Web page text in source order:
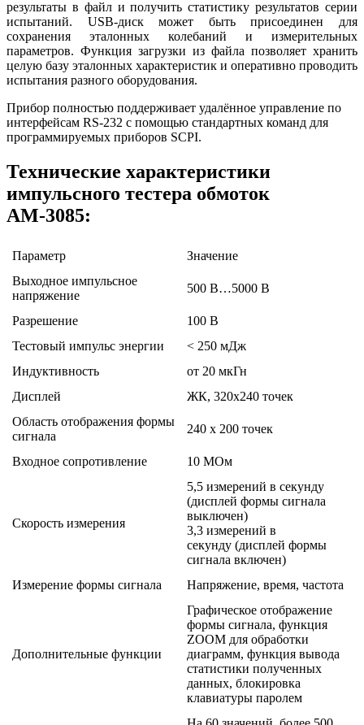
результаты в файл и получить статистику результатов серии
испытаний. USB-диск может быть присоединен для
сохранения эталонных колебаний и измерительных
параметров. Функция загрузки из файла позволяет хранить
целую базу эталонных характеристик и оперативно проводить
испытания разного оборудования.
Прибор полностью поддерживает удалённое управление по
интерфейсам RS-232 с помощью стандартных команд для
программируемых приборов SCPI.
Технические характеристики
импульсного тестера обмоток
АМ-3085:
Параметр
Значение
Выходное импульсное
напряжение
500 В…5000 В
Разрешение
100 В
Тестовый импульс энергии
< 250 мДж
Индуктивность
от 20 мкГн
Дисплей
ЖК, 320х240 точек
Область отображения формы
сигнала
240 х 200 точек
Входное сопротивление 10 МОм
Скорость измерения
5,5 измерений в секунду
(дисплей формы сигнала
выключен)
3,3 измерений в
секунду (дисплей формы
сигнала включен)
Измерение формы сигнала
Напряжение, время, частота
Дополнительные функции
Графическое отображение
формы сигнала, функция
ZOOM для обработки
диаграмм, функция вывода
статистики полученных
данных, блокировка
клавиатуры паролем